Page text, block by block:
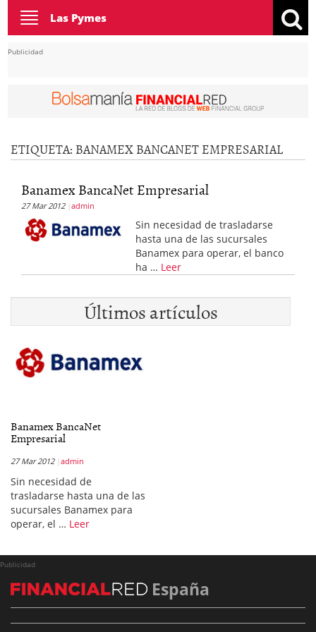
Toggle
navigation
Las Pymes
Publicidad
ETIQUETA: BANAMEX BANCANET EMPRESARIAL
Banamex BancaNet Empresarial
27 Mar 2012 admin
Sin necesidad de trasladarse
hasta una de las sucursales
Banamex para operar, el banco
ha … Leer
Últimos artículos
Banamex BancaNet
Empresarial
27 Mar 2012 admin
Sin necesidad de
trasladarse hasta una de las
sucursales Banamex para
operar, el … Leer
Publicidad
España